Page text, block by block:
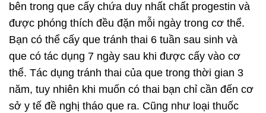
bên trong que cấy chứa duy nhất chất progestin và
được phóng thích đều đặn mỗi ngày trong cơ thể.
Bạn có thể cấy que tránh thai 6 tuần sau sinh và
que có tác dụng 7 ngày sau khi được cấy vào cơ
thể. Tác dụng tránh thai của que trong thời gian 3
năm, tuy nhiên khi muốn có thai bạn chỉ cần đến cơ
sở y tế đề nghị tháo que ra. Cũng như loại thuốc